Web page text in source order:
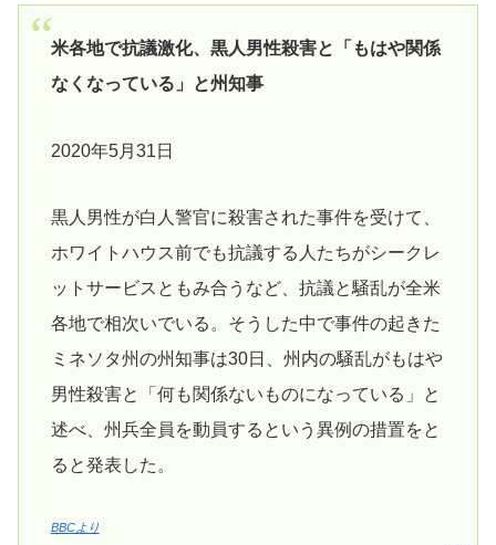
米各地で抗議激化、黒人男性殺害と「もはや関係
なくなっている」と州知事
2020年5月31日
黒人男性が白人警官に殺害された事件を受けて、
ホワイトハウス前でも抗議する人たちがシークレ
ットサービスともみ合うなど、抗議と騒乱が全米
各地で相次いでいる。そうした中で事件の起きた
ミネソタ州の州知事は30日、州内の騒乱がもはや
男性殺害と「何も関係ないものになっている」と
述べ、州兵全員を動員するという異例の措置をと
ると発表した。
BBCより